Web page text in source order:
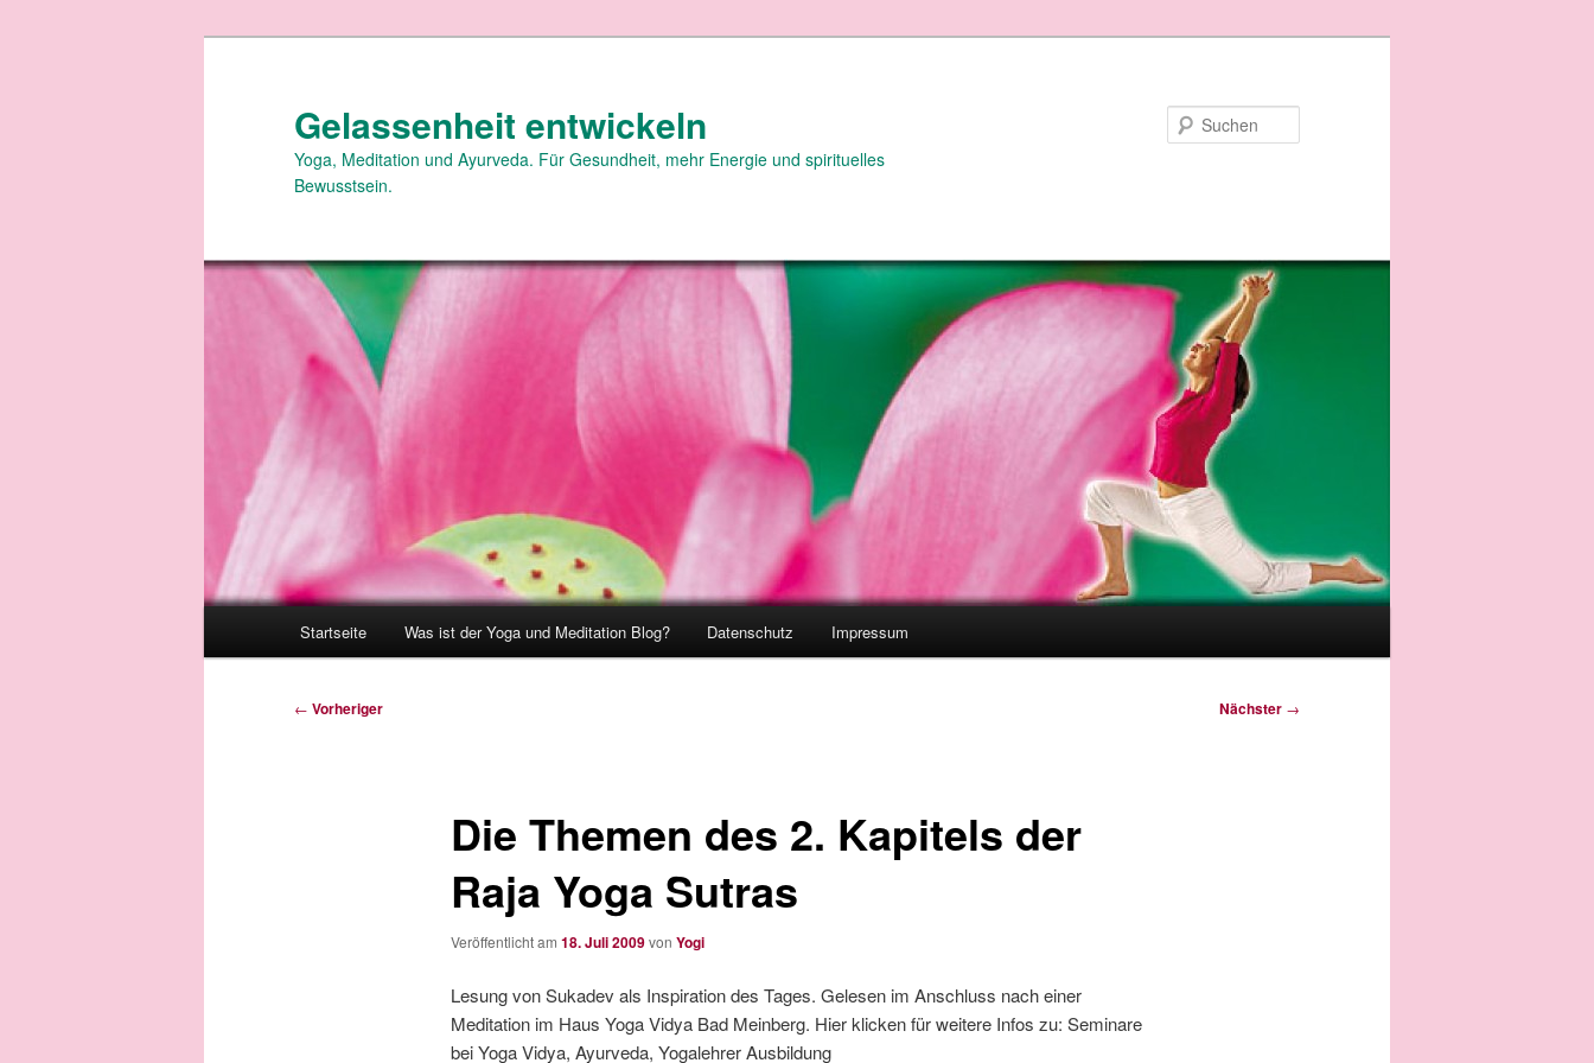
Gelassenheit entwickeln
Yoga, Meditation und Ayurveda. Für Gesundheit, mehr Energie und spirituelles
Bewusstsein.
Startseite Was ist der Yoga und Meditation Blog? Datenschutz Impressum
Beitragsnavigation
← Vorheriger Nächster →
Die Themen des 2. Kapitels der
Raja Yoga Sutras
Veröffentlicht am 18. Juli 2009von Yogi
Lesung von Sukadev als Inspiration des Tages. Gelesen im Anschluss nach einer
Meditation im Haus Yoga Vidya Bad Meinberg. Hier klicken für weitere Infos zu: Seminare
bei Yoga Vidya, Ayurveda, Yogalehrer Ausbildung